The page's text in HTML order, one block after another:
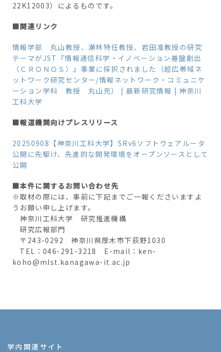
22K12003）によるものです。
■関連リンク
情報学部 丸山教授、瀬林特任教授、岩田准教授の研究
テーマがJST『情報通信科学・イノベーション基盤創出
（ＣＲＯＮＯＳ）』事業に採択されました（超広帯域ネ
ットワーク研究センター/情報ネットワーク・コミュニケ
ーション学科 教授 丸山充） | 最新研究情報 | 神奈川
工科大学
■報道機関向けプレスリリース
20250908【神奈川工科大学】SRv6ソフトウェアルータ
公開に先駆け、先進的な開発環境をオープンソースとして
公開
■本件に関するお問い合わせ先
※取材の際には、事前に下記までご一報くださいますよ
うお願い申し上げます。
神奈川工科大学 研究推進機構
研究広報部門
〒243-0292 神奈川県厚木市下荻野1030
TEL：046-291-3218 E-mail：ken-
koho@mlst.kanagawa-it.ac.jp
学内関連サイト